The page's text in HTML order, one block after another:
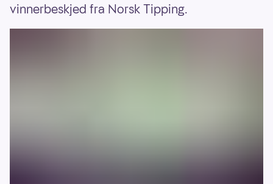
vinnerbeskjed fra Norsk Tipping.